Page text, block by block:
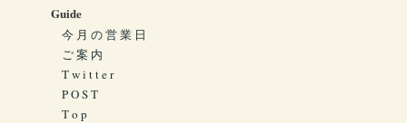
Guide
今 月 の 営 業 日
ご 案 内
T w i t t e r
P O S T
T o p